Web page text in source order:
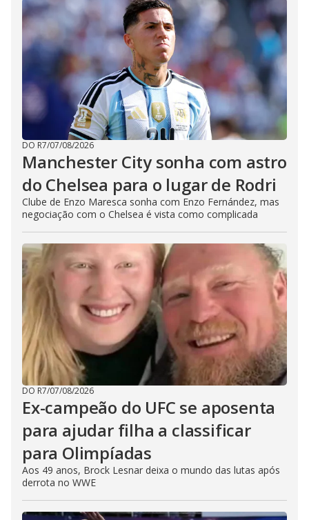
DO R7/07/08/2026
Manchester City sonha com astro
do Chelsea para o lugar de Rodri
Clube de Enzo Maresca sonha com Enzo Fernández, mas
negociação com o Chelsea é vista como complicada
DO R7/07/08/2026
Ex-campeão do UFC se aposenta
para ajudar filha a classificar
para Olimpíadas
Aos 49 anos, Brock Lesnar deixa o mundo das lutas após
derrota no WWE